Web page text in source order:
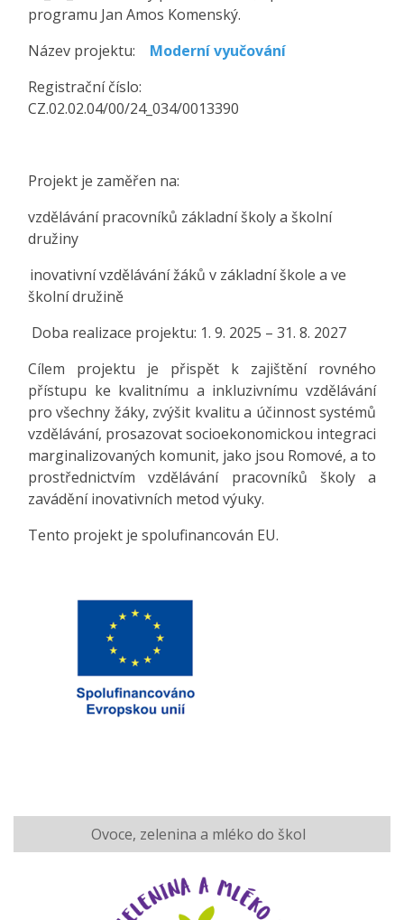
programu Jan Amos Komenský.
Název projektu:
Moderní vyučování
Registrační číslo:
CZ.02.02.04/00/24_034/0013390
Projekt je zaměřen na:
vzdělávání pracovníků základní školy a školní
družiny
inovativní vzdělávání žáků v základní škole a ve
školní družině
Doba realizace projektu: 1. 9. 2025 – 31. 8. 2027
Cílem projektu je přispět k zajištění rovného
přístupu ke kvalitnímu a inkluzivnímu vzdělávání
pro všechny žáky, zvýšit kvalitu a účinnost systémů
vzdělávání, prosazovat socioekonomickou integraci
marginalizovaných komunit, jako jsou Romové, a to
prostřednictvím vzdělávání pracovníků školy a
zavádění inovativních metod výuky.
Tento projekt je spolufinancován EU.
Ovoce, zelenina a mléko do škol